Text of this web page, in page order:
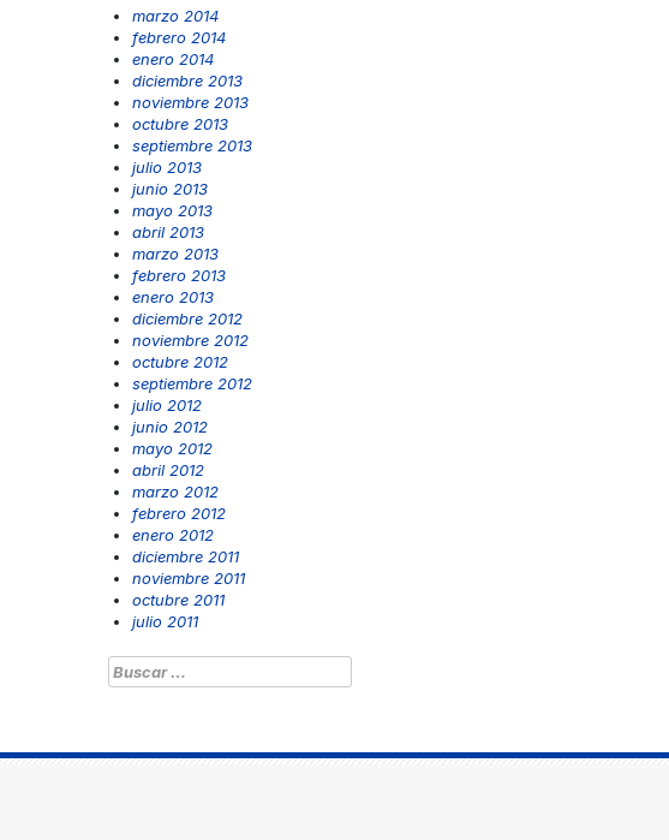
marzo 2014
febrero 2014
enero 2014
diciembre 2013
noviembre 2013
octubre 2013
septiembre 2013
julio 2013
junio 2013
mayo 2013
abril 2013
marzo 2013
febrero 2013
enero 2013
diciembre 2012
noviembre 2012
octubre 2012
septiembre 2012
julio 2012
junio 2012
mayo 2012
abril 2012
marzo 2012
febrero 2012
enero 2012
diciembre 2011
noviembre 2011
octubre 2011
julio 2011
Buscar: